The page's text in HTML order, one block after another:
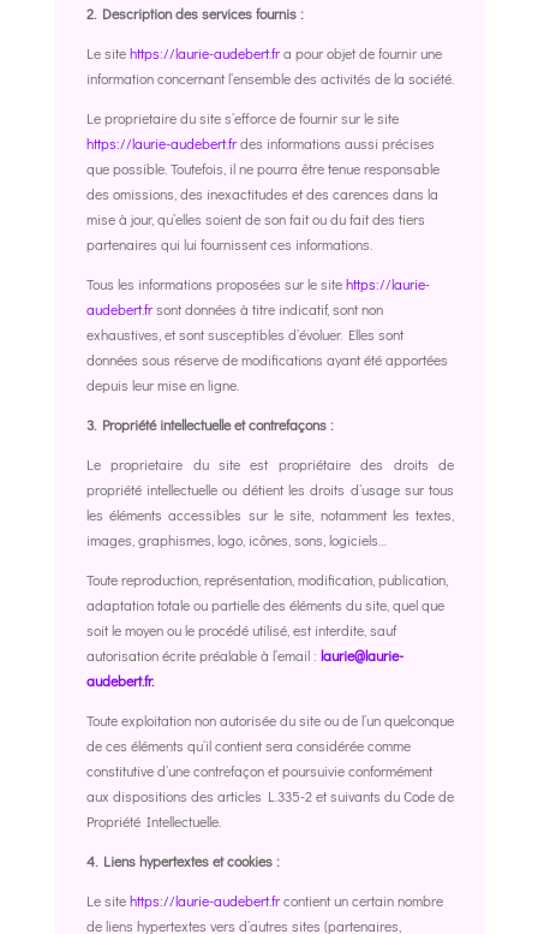
2. Description des services fournis :
Le sitehttps://laurie-audebert.fra pour objet de fournir une
information concernant l’ensemble des activités de la société.
Le proprietaire du site s’efforce de fournir sur le site
https://laurie-audebert.frdes informations aussi précises
que possible. Toutefois, il ne pourra être tenue responsable
des omissions, des inexactitudes et des carences dans la
mise à jour, qu’elles soient de son fait ou du fait des tiers
partenaires qui lui fournissent ces informations.
Tous les informations proposées sur le sitehttps://laurie-
audebert.frsont données à titre indicatif, sont non
exhaustives, et sont susceptibles d’évoluer. Elles sont
données sous réserve de modifications ayant été apportées
depuis leur mise en ligne.
3. Propriété intellectuelle et contrefaçons :
Le proprietaire du site est propriétaire des droits de
propriété intellectuelle ou détient les droits d’usage sur tous
les éléments accessibles sur le site, notamment les textes,
images, graphismes, logo, icônes, sons, logiciels…
Toute reproduction, représentation, modification, publication,
adaptation totale ou partielle des éléments du site, quel que
soit le moyen ou le procédé utilisé, est interdite, sauf
autorisation écrite préalable à l’email : laurie@laurie-
audebert.fr.
Toute exploitation non autorisée du site ou de l’un quelconque
de ces éléments qu’il contient sera considérée comme
constitutive d’une contrefaçon et poursuivie conformément
aux dispositions des articles L.335-2 et suivants du Code de
Propriété Intellectuelle.
4. Liens hypertextes et cookies :
Le sitehttps://laurie-audebert.frcontient un certain nombre
de liens hypertextes vers d’autres sites (partenaires,